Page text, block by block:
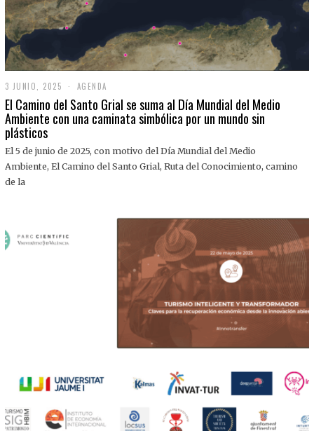
3 JUNIO, 2025
J
U
N
,
0
AGENDA
El Camino del Santo Grial se suma al Día Mundial del Medio
Ambiente con una caminata simbólica por un mundo sin
plásticos
El 5 de junio de 2025, con motivo del Día Mundial del Medio
Ambiente, El Camino del Santo Grial, Ruta del Conocimiento, camino
de la